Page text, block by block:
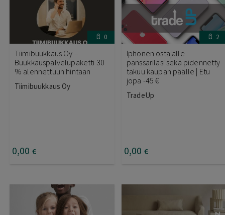
0
Tiimibuukkaus Oy –
Buukkauspalvelupaketti 30
% alennettuun hintaan
Tiimibuukkaus Oy
0,00 €
2
Iphonen ostajalle
panssarilasi sekä pidennetty
takuu kaupan päälle | Etu
jopa -45 €
TradeUp
0,00 €